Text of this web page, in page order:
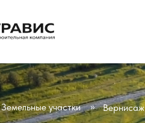
Земельные участки » Вернисаж